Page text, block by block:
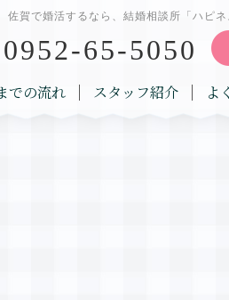
佐賀で婚活するなら、結婚相談所「ハピ
0952-65-5050
での流れ スタッフ紹介 よ